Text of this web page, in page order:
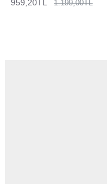
959,20TL 1.199,00TL